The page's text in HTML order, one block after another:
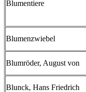
Blumentiere
Blumenzwiebel
Blumröder, August von
Blunck, Hans Friedrich